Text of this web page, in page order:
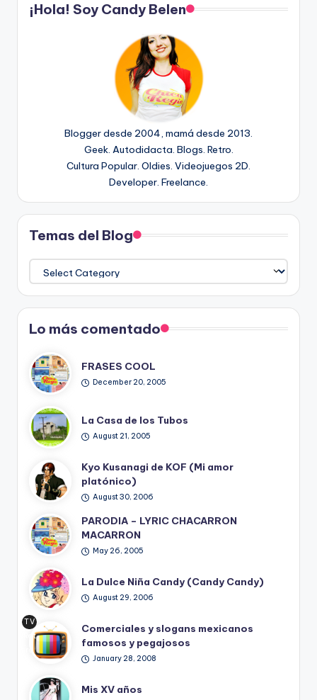
¡Hola! Soy Candy Belen
Blogger desde 2004, mamá desde 2013.
Geek. Autodidacta. Blogs. Retro.
Cultura Popular. Oldies. Videojuegos 2D.
Developer. Freelance.
Temas del Blog
del
Blog
Lo más comentado
FRASES COOL
December 20, 2005
La Casa de los Tubos
August 21, 2005
Kyo Kusanagi de KOF (Mi amor
platónico)
August 30, 2006
PARODIA – LYRIC CHACARRON
MACARRON
May 26, 2005
La Dulce Niña Candy (Candy Candy)
August 29, 2006
TV
Ret
ro
Comerciales y slogans mexicanos
famosos y pegajosos
January 28, 2008
Mis XV años